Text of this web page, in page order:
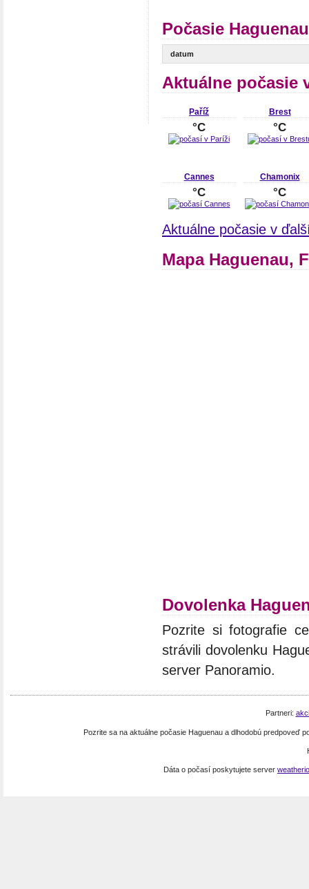
Počasie
datum
Aktuálne počasie
Paříž
°C
Brest
°C
Cannes
°C
Chamonix
°C
Aktuálne počasie v
Mapa Haguenau,
Dovolenka
Pozrite si fotografie
strávili dovolenku
server Panoramio.
Partneri:
Pozrite sa na aktuálne počasie Haguenau a dlhodobú predpoveď
Dáta o počasí poskytujete server